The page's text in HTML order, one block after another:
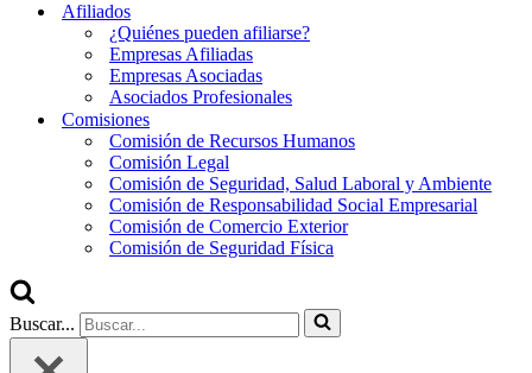
Afiliados
¿Quiénes pueden afiliarse?
Empresas Afiliadas
Empresas Asociadas
Asociados Profesionales
Comisiones
Comisión de Recursos Humanos
Comisión Legal
Comisión de Seguridad, Salud Laboral y Ambiente
Comisión de Responsabilidad Social Empresarial
Comisión de Comercio Exterior
Comisión de Seguridad Física
Buscar...